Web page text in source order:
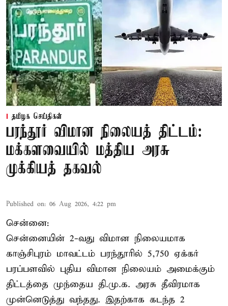
தமிழக செய்திகள்
பரந்தூர் விமான நிலையத் திட்டம்:
மக்களவையில் மத்திய அரசு
முக்கியத் தகவல்
Published on: 06 Aug 2026, 4:22 pm
சென்னை:
சென்னையின் 2-வது விமான நிலையமாக
காஞ்சிபுரம் மாவட்டம் பரந்தூரில் 5,750 ஏக்கர்
பரப்பளவில் புதிய விமான நிலையம் அமைக்கும்
திட்டத்தை முந்தைய தி.மு.க. அரசு தீவிரமாக
முன்னெடுத்து வந்தது. இதற்காக கடந்த 2